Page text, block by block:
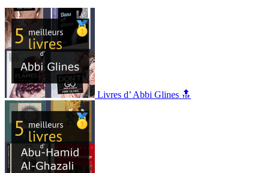
Livres d’ Abbi Glines 🔝